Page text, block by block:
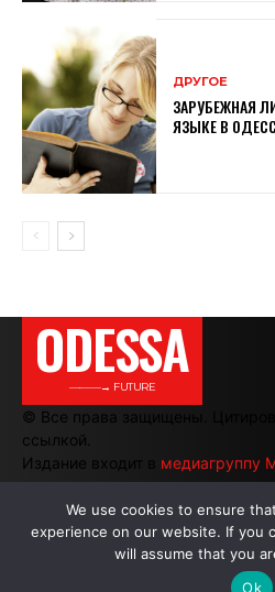
ДРУГОЕ
ЗАРУБЕЖНАЯ
ЯЗЫКЕ В
ODESSA
———→ FUTURE
© Все права защищены.
ссылкой.
Издание входит в медиагруппу
АВТОРЫ
We use cookies to ensure
experience on our website. If you
will assume that you
Ok